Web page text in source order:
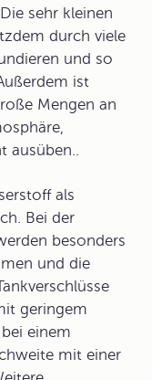
sehr kleinen
durch viele
und so
ist
Mengen an
als
Bei der
besonders
und die
geringem
einem
mit einer